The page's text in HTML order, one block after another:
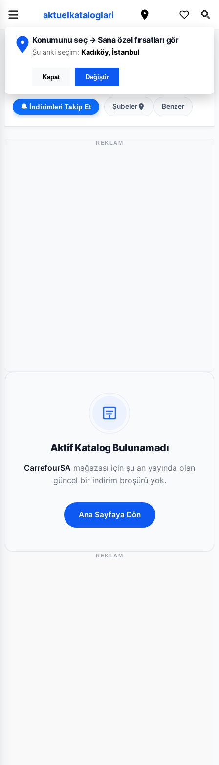
aktuelkataloglari
Konumunu seç → Sana özel fırsatları gör
Şu anki seçim: Kadıköy, İstanbul
Kapat Değiştir
Ana Sayfa/Aksaray/CarrefourSA
Süper Market
🔔 İndirimleri Takip Et Şubeler Benzer
REKLAM
Aktif Katalog Bulunamadı
CarrefourSA mağazası için şu an yayında olan
güncel bir indirim broşürü yok.
Ana Sayfaya Dön
REKLAM